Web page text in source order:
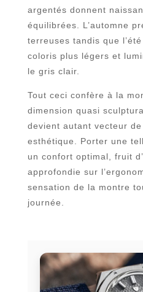
argentés donnent
équilibrées. L’automne
terreuses tandis que
coloris plus légers et
le gris clair.
Tout ceci confère à la
dimension quasi
devient autant vecteur de
esthétique. Porter une
un confort optimal, fruit
approfondie sur
sensation de la montre
journée.